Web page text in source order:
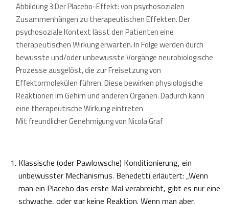
Abbildung 3:Der Placebo-Effekt: von psychosozialen
Zusammenhängen zu therapeutischen Effekten. Der
psychosoziale Kontext lässt den Patienten eine
therapeutischen Wirkung erwarten. In Folge werden durch
bewusste und/oder unbewusste Vorgänge neurobiologische
Prozesse ausgelöst, die zur Freisetzung von
Effektormolekülen führen. Diese bewirken physiologische
Reaktionen im Gehirn und anderen Organen. Dadurch kann
eine therapeutische Wirkung eintreten
Mit freundlicher Genehmigung von Nicola Graf
Klassische (oder Pawlowsche) Konditionierung, ein
unbewusster Mechanismus. Benedetti erläutert: „Wenn
man ein Placebo das erste Mal verabreicht, gibt es nur eine
schwache, oder gar keine Reaktion. Wenn man aber,